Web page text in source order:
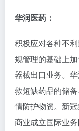
华润医药：
积极应对各种不
规管理的基础上
器械出口业务。
救短缺药品的储
情防护物资。新
商业成立国际业